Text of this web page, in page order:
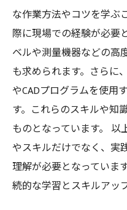
な作業方法やコツを学ぶ
際に現場での経験が必要
ベルや測量機器などの高
も求められます。さらに
やCADプログラムを使用
す。これらのスキルや知
ものとなっています。
やスキルだけでなく、実
理解が必要となっていま
続的な学習とスキルアッ